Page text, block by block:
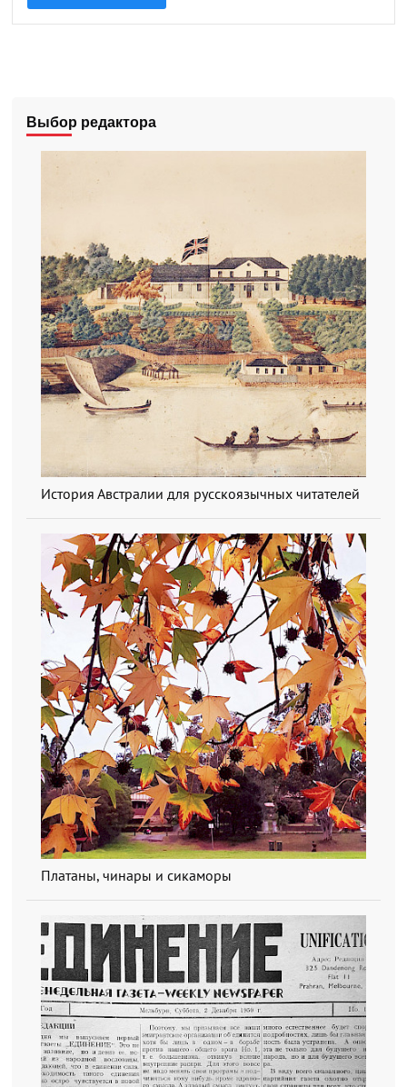
Выбор редактора
История Австралии для русскоязычных читателей
Платаны, чинары и сикаморы